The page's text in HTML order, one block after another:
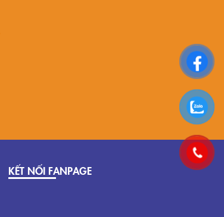
KẾT NỐI FANPAGE